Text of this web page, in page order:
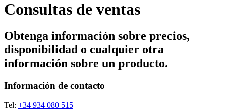
Consultas de ventas
Obtenga información sobre precios,
disponibilidad o cualquier otra
información sobre un producto.
Información de contacto
Tel: +34 934 080 515